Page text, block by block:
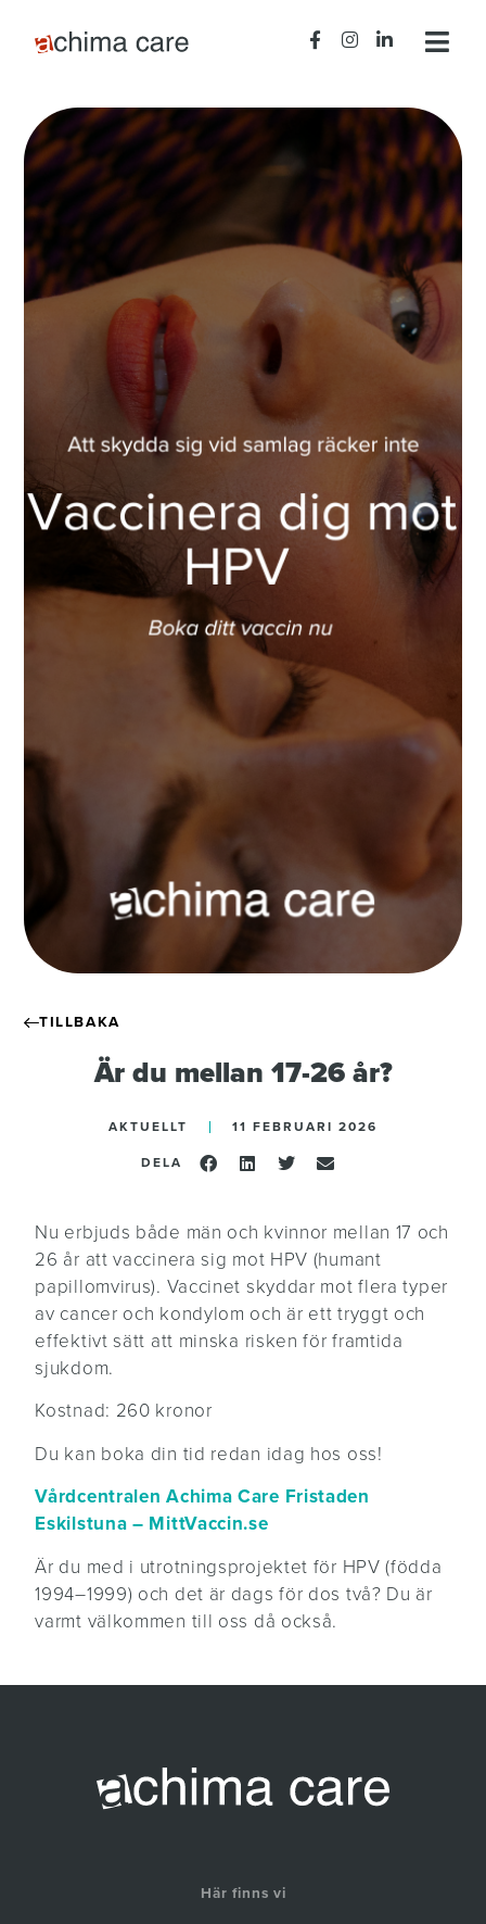
TILLBAKA
Är du mellan 17-26 år?
AKTUELLT 11 FEBRUARI 2026
DELA
Nu erbjuds både män och kvinnor mellan 17 och
26 år att vaccinera sig mot HPV (humant
papillomvirus). Vaccinet skyddar mot flera typer
av cancer och kondylom och är ett tryggt och
effektivt sätt att minska risken för framtida
sjukdom.
Kostnad: 260 kronor
Du kan boka din tid redan idag hos oss!
Vårdcentralen Achima Care Fristaden
Eskilstuna – MittVaccin.se
Är du med i utrotningsprojektet för HPV (födda
1994–1999) och det är dags för dos två? Du är
varmt välkommen till oss då också.
Här finns vi